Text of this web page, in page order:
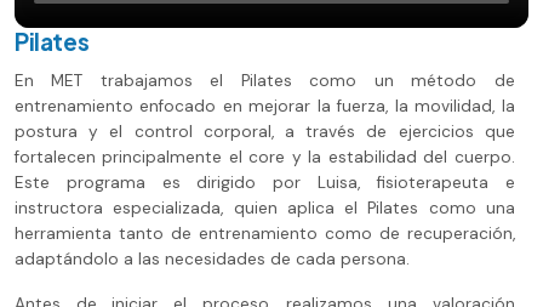
Pilates
En MET trabajamos el Pilates como un método de
entrenamiento enfocado en mejorar la fuerza, la movilidad, la
postura y el control corporal, a través de ejercicios que
fortalecen principalmente el core y la estabilidad del cuerpo.
Este programa es dirigido por Luisa, fisioterapeuta e
instructora especializada, quien aplica el Pilates como una
herramienta tanto de entrenamiento como de recuperación,
adaptándolo a las necesidades de cada persona.